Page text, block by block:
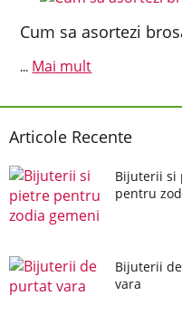
Cum sa asortezi
... Mai mult
Articole Recente
Bijuterii si
pentru
Bijuterii
vara